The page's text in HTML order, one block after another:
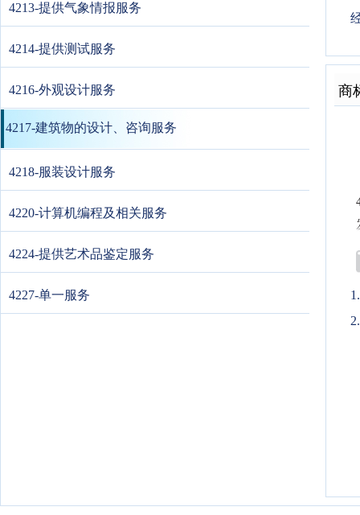
4213-提供气象情报服务
4214-提供测试服务
4216-外观设计服务
4217-建筑物的设计、咨询服务
4218-服装设计服务
4220-计算机编程及相关服务
4224-提供艺术品鉴定服务
4227-单一服务
商